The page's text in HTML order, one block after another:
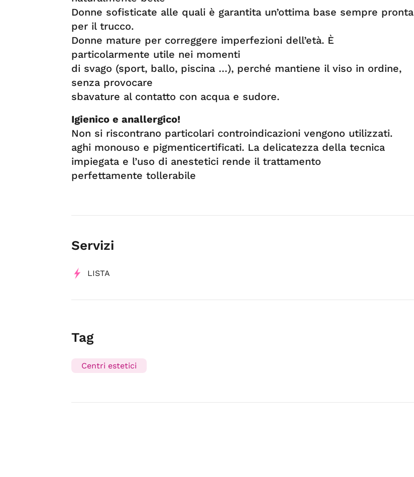
Donne sofisticate alle quali è garantita un’ottima base sempre pronta
per il trucco.
Donne mature per correggere imperfezioni dell’età. È
particolarmente utile nei momenti
di svago (sport, ballo, piscina …), perché mantiene il viso in ordine,
senza provocare
sbavature al contatto con acqua e sudore.
Igienico e anallergico!
Non si riscontrano particolari controindicazioni vengono utilizzati.
aghi monouso e pigmenticertificati. La delicatezza della tecnica
impiegata e l’uso di anestetici rende il trattamento
perfettamente tollerabile
Servizi
LISTA
Tag
Centri estetici